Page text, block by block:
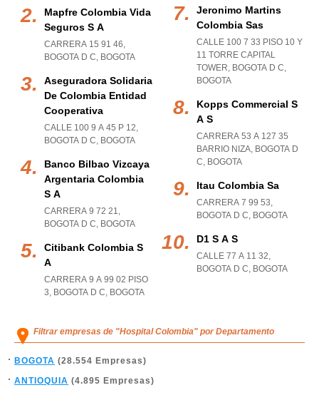
Mapfre Colombia Vida
Seguros S A
CARRERA 15 91 46,
BOGOTA D C, BOGOTA
Aseguradora Solidaria
De Colombia Entidad
Cooperativa
CALLE 100 9 A 45 P 12,
BOGOTA D C, BOGOTA
Banco Bilbao Vizcaya
Argentaria Colombia
S A
CARRERA 9 72 21,
BOGOTA D C, BOGOTA
Citibank Colombia S
A
CARRERA 9 A 99 02 PISO
3, BOGOTA D C, BOGOTA
Jeronimo Martins
Colombia Sas
CALLE 100 7 33 PISO 10 Y
11 TORRE CAPITAL
TOWER, BOGOTA D C,
BOGOTA
Kopps Commercial S
A S
CARRERA 53 A 127 35
BARRIO NIZA, BOGOTA D
C, BOGOTA
Itau Colombia Sa
CARRERA 7 99 53,
BOGOTA D C, BOGOTA
D1 S A S
CALLE 77 A 11 32,
BOGOTA D C, BOGOTA
Filtrar empresas de "Hospital Colombia" por Departamento
BOGOTA (28.554 Empresas)
ANTIOQUIA (4.895 Empresas)